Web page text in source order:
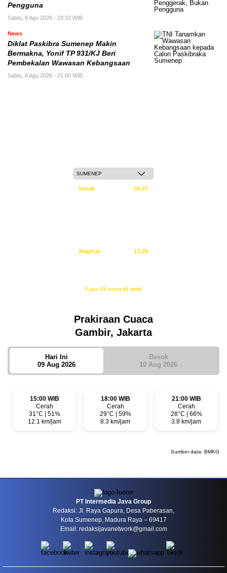
Pengguna
Sabtu, 8 Agu 2026 - 23:33 WIB
News
Diklat Paskibra Sumenep Makin
Bermakna, Yonif TP 931/KJ Beri
Pembekalan Wawasan Kebangsaan
Sabtu, 8 Agu 2026 - 21:00 WIB
Imsak 04:07
Maghrib 17:29
3 jam 19 menit 45 detik
Prakiraan Cuaca
Gambir, Jakarta
Hari Ini
09 Aug 2026
Besok
10 Aug 2026
15:00 WIB
Cerah
31°C | 51%
12.1 km/jam
18:00 WIB
Cerah
29°C | 59%
8.3 km/jam
21:00 WIB
Cerah
28°C | 66%
3.8 km/jam
Sumber data: BMKG
PT Intermedia Java Group
Redaksi: Jl. Raya Gapura, Desa Paberasan,
Kota Sumenep, Madura Raya – 69417
Email: redaksijavanetwork@gmail.com